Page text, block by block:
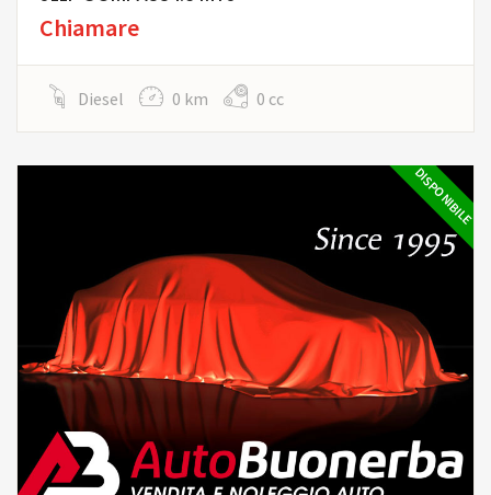
Chiamare
Diesel 0 km 0 cc
DISPONIBILE